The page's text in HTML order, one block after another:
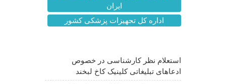
ایران
اداره کل تجهیزات پزشکی کشور
استعلام نظر کارشناسی در خصوص
ادعاهای تبلیغاتی کلینیک کاخ لبخند